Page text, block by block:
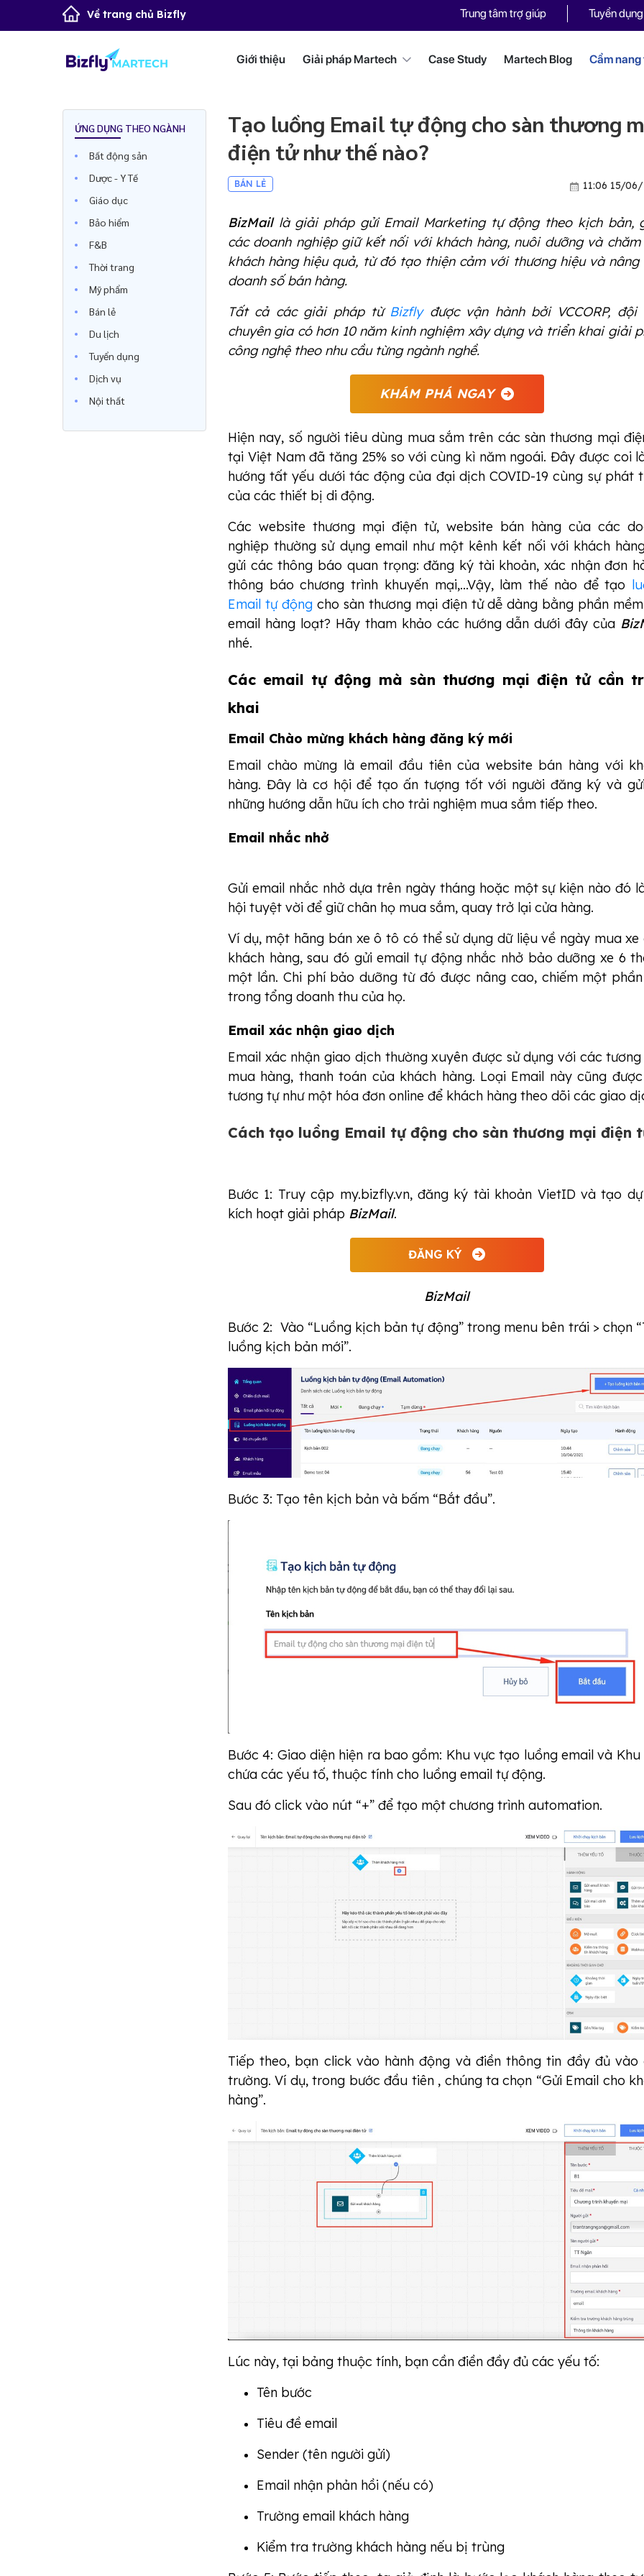
Về trang chủ Bizfly Trung tâm trợ giúp Tuyển dụng
Giới thiệu Giải pháp Martech Case Study Martech Blog Cẩm
ỨNG DỤNG THEO NGÀNH
Bất động sản
Dược - Y Tế
Giáo dục
Bảo hiểm
F&B
Thời trang
Mỹ phẩm
Bán lẻ
Du lịch
Tuyển dụng
Dịch vụ
Nội thất
Tạo luồng Email tự động cho sàn thương
điện tử như thế nào?
BÁN LẺ 11:06 15/
BizMaillà giải pháp gửi Email Marketing tự động theo kịch bản,
các doanh nghiệp giữ kết nối với khách hàng, nuôi dưỡng và chăm
khách hàng hiệu quả, từ đó tạo thiện cảm với thương hiệu và nâng
doanh số bán hàng.
Tất cả các giải pháp từ Bizflyđược vận hành bởi VCCORP, đội
chuyên gia có hơn 10 năm kinh nghiệm xây dựng và triển khai giải
công nghệ theo nhu cầu từng ngành nghề.
KHÁM PHÁ NGAY
Hiện nay, số người tiêu dùng mua sắm trên các sàn thương mại
tại Việt Nam đã tăng 25% so với cùng kì năm ngoái. Đây được coi
hướng tất yếu dưới tác động của đại dịch COVID-19 cùng sự phát
của các thiết bị di động.
Các website thương mại điện tử, website bán hàng của các
nghiệp thường sử dụng email như một kênh kết nối với khách
gửi các thông báo quan trọng: đăng ký tài khoản, xác nhận đơn
thông báo chương trình khuyến mại,...Vậy, làm thế nào đểtạo
Email tự độngcho sàn thương mại điện tử dễ dàng bằng phần
email hàng loạt? Hãy tham khảo các hướng dẫn dưới đây của
nhé.
Các email tự động mà sàn thương mại điện tử cần
khai
Email Chào mừng khách hàng đăng ký mới
Email chào mừng là email đầu tiên của website bán hàng với
hàng. Đây là cơ hội để tạo ấn tượng tốt với người đăng ký và
những hướng dẫn hữu ích cho trải nghiệm mua sắm tiếp theo.
Email nhắc nhở
Gửi email nhắc nhở dựa trên ngày tháng hoặc một sự kiện nào đó
hội tuyệt vời để giữ chân họ mua sắm, quay trở lại cửa hàng.
Ví dụ, một hãng bán xe ô tô có thể sử dụng dữ liệu về ngày mua xe
khách hàng, sau đó gửi email tự động nhắc nhở bảo dưỡng xe 6
một lần. Chi phí bảo dưỡng từ đó được nâng cao, chiếm một
trong tổng doanh thu của họ.
Email xác nhận giao dịch
Email xác nhận giao dịch thường xuyên được sử dụng với các
mua hàng, thanh toán của khách hàng. Loại Email này cũng
tương tự như một hóa đơn online để khách hàng theo dõi các giao
Cách tạo luồng Email tự động cho sàn thương mại điện
Bước 1: Truy cập my.bizfly.vn, đăng ký tài khoản VietID và tạo
kích hoạt giải pháp BizMail.
ĐĂNG KÝ
BizMail
Bước 2: Vào “Luồng kịch bản tự động” trong menu bên trái > chọn
luồng kịch bản mới”.
Bước 3: Tạo tên kịch bản và bấm “Bắt đầu”.
Bước 4: Giao diện hiện ra bao gồm: Khu vực tạo luồng email và Khu
chứa các yếu tố, thuộc tính cho luồng email tự động.
Sau đó click vào nút “+” để tạo một chương trình automation.
Tiếp theo, bạn click vào hành động và điền thông tin đầy đủ vào
trường. Ví dụ, trong bước đầu tiên , chúng ta chọn “Gửi Email cho
hàng”.
Lúc này, tại bảng thuộc tính, bạn cần điền đầy đủ các yếu tố:
Tên bước
Tiêu đề email
Sender (tên người gửi)
Email nhận phản hồi (nếu có)
Trường email khách hàng
Kiểm tra trường khách hàng nếu bị trùng